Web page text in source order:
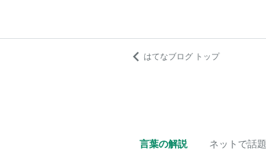
はてなブログ トップ
言葉の解説 ネットで話題